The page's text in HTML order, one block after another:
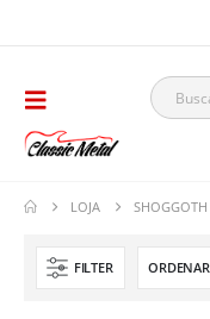
LOJA SHOGGOTH
FILTER